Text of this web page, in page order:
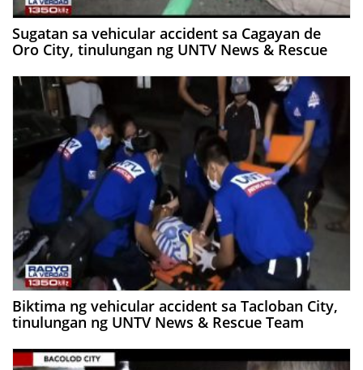
Sugatan sa vehicular accident sa Cagayan de
Oro City, tinulungan ng UNTV News & Rescue
Biktima ng vehicular accident sa Tacloban City,
tinulungan ng UNTV News & Rescue Team